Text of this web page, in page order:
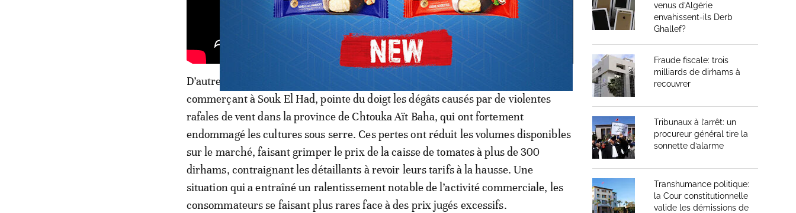
D’autres facteurs conjoncturels aggravent la situation. Mohamed Raiss,
commerçant à Souk El Had, pointe du doigt les dégâts causés par de violentes
rafales de vent dans la province de Chtouka Aït Baha, qui ont fortement
endommagé les cultures sous serre. Ces pertes ont réduit les volumes disponibles
sur le marché, faisant grimper le prix de la caisse de tomates à plus de 300
dirhams, contraignant les détaillants à revoir leurs tarifs à la hausse. Une
situation qui a entraîné un ralentissement notable de l’activité commerciale, les
consommateurs se faisant plus rares face à des prix jugés excessifs.
venus d’Algérie
envahissent-ils Derb
Ghallef?
Fraude fiscale: trois
milliards de dirhams à
recouvrer
Tribunaux à l’arrêt: un
procureur général tire la
sonnette d’alarme
Transhumance politique:
la Cour constitutionnelle
valide les démissions de